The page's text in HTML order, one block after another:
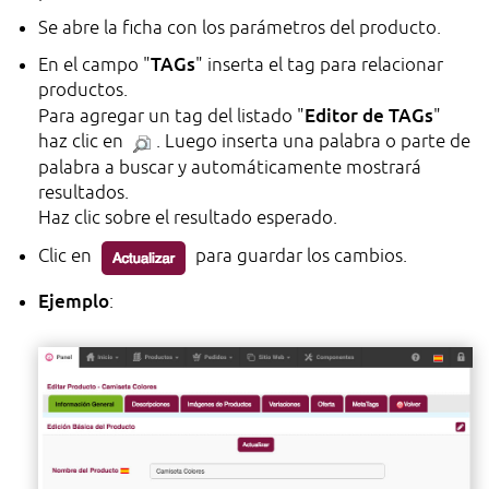
Se abre la ficha con los parámetros del producto.
En el campo "TAGs" inserta el tag para relacionar
productos.
Para agregar un tag del listado "Editor de TAGs"
haz clic en
. Luego inserta una palabra o parte de
palabra a buscar y automáticamente mostrará
resultados.
Haz clic sobre el resultado esperado.
Clic en
para guardar los cambios.
Ejemplo: